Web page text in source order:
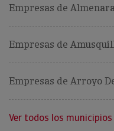
Empresas de
Empresas de
Empresas de Arroyo
Ver todos los municipios